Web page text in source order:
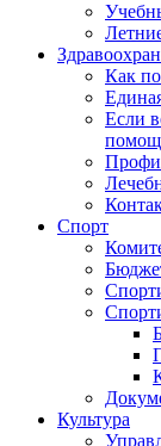
Как
Если
Спорт
Культура